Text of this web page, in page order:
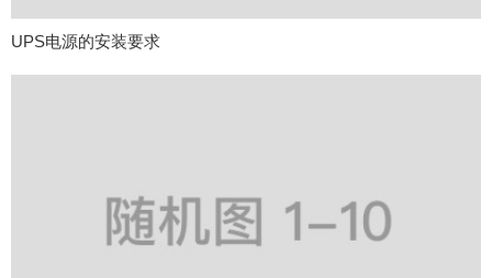
UPS电源的安装要求